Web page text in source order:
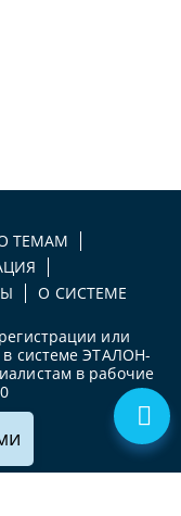
ТЕМАМ
О СИСТЕМЕ
или
в системе ЭТАЛОН-
в рабочие